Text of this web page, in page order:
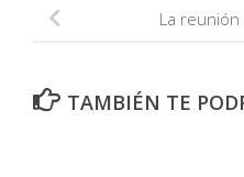
La
TAMBIÉN TE